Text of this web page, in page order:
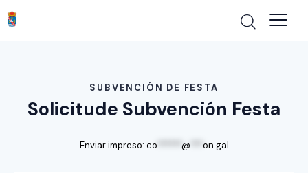
SUBVENCIÓN DE FESTA
Solicitude Subvención Festa
Enviar impreso: co @ on.gal